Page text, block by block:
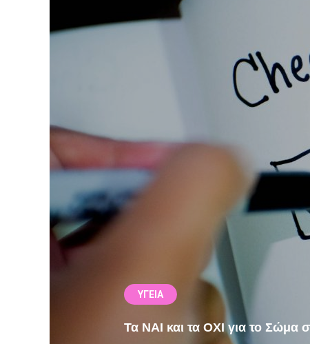
ΥΓΕΊΑ
Τα ΝΑΙ και τα ΟΧΙ για το Σώμα